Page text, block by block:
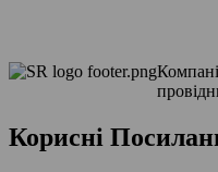
Корисні